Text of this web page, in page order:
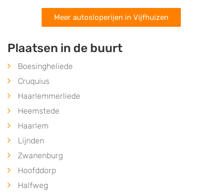
Meer autosloperijen in Vijfhuizen
Plaatsen in de buurt
Boesingheliede
Cruquius
Haarlemmerliede
Heemstede
Haarlem
Lijnden
Zwanenburg
Hoofddorp
Halfweg